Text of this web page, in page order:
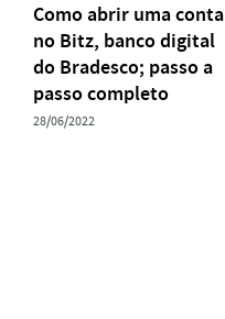
Como abrir uma conta
no Bitz, banco digital
do Bradesco; passo a
passo completo
28/06/2022